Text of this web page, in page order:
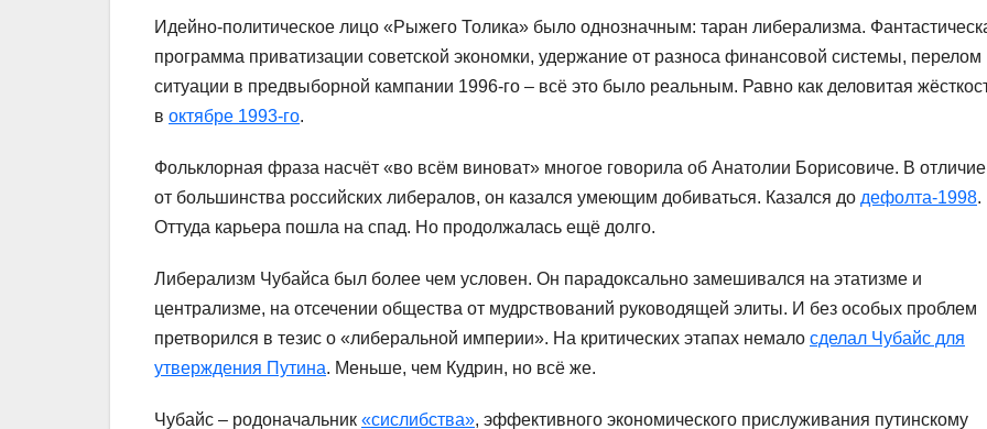
Идейно-политическое лицо «Рыжего Толика» было однозначным: таран либерализма.
программа приватизации советской экономки, удержание от разноса финансовой системы, перелом
ситуации в предвыборной кампании 1996-го – всё это было реальным. Равно как деловитая
в октябре 1993-го.
Фольклорная фраза насчёт «во всём виноват» многое говорила об Анатолии Борисовиче. В отличие
от большинства российских либералов, он казался умеющим добиваться. Казался до дефолта-1998.
Оттуда карьера пошла на спад. Но продолжалась ещё долго.
Либерализм Чубайса был более чем условен. Он парадоксально замешивался на этатизме и
централизме, на отсечении общества от мудрствований руководящей элиты. И без особых проблем
претворился в тезис о «либеральной империи». На критических этапах немало сделал Чубайс для
утверждения Путина. Меньше, чем Кудрин, но всё же.
Чубайс – родоначальник «сислибства», эффективного экономического прислуживания путинскому